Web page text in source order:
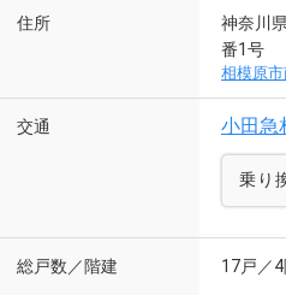
住所
神奈川
番1号
相模原
交通 小田急
乗り
総戸数／階建 17戸／